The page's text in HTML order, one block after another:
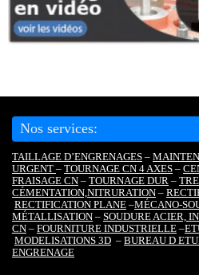
Nos services:
TAILLAGE D’ENGRENAGES –
URGENT – TOURNAGE CN 4 AXES –
FRAISAGE CN – TOURNAGE DUR –
CÉMENTATION,NITRURATION –
RECTIFICATION PLANE –MÉCANO-
MÉTALLISATION – SOUDURE ACIER,
CN – FOURNITURE INDUSTRIELLE –
MODELISATIONS 3D – BUREAU D
ENGRENAGE